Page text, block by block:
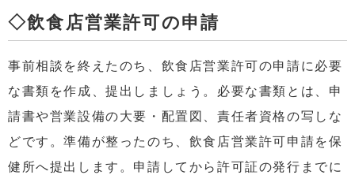
◇飲食店営業許可の申請
事前相談を終えたのち、飲食店営業許可の申請に必要
な書類を作成、提出しましょう。必要な書類とは、申
請書や営業設備の大要・配置図、責任者資格の写しな
どです。準備が整ったのち、飲食店営業許可申請を保
健所へ提出します。申請してから許可証の発行までに